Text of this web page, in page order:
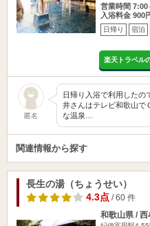
営業時間 7:00
入浴料金 900
日帰り 宿泊
楽天トラベル
匿名
日帰り入浴で利用したの
井さんはテレビ和歌山で
な温泉…
関連情報から探す
長生の湯（ちょうせい）
4.3点/ 60 件
和歌山県 /